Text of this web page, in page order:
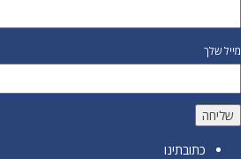
מייל שלך
כתובתינו